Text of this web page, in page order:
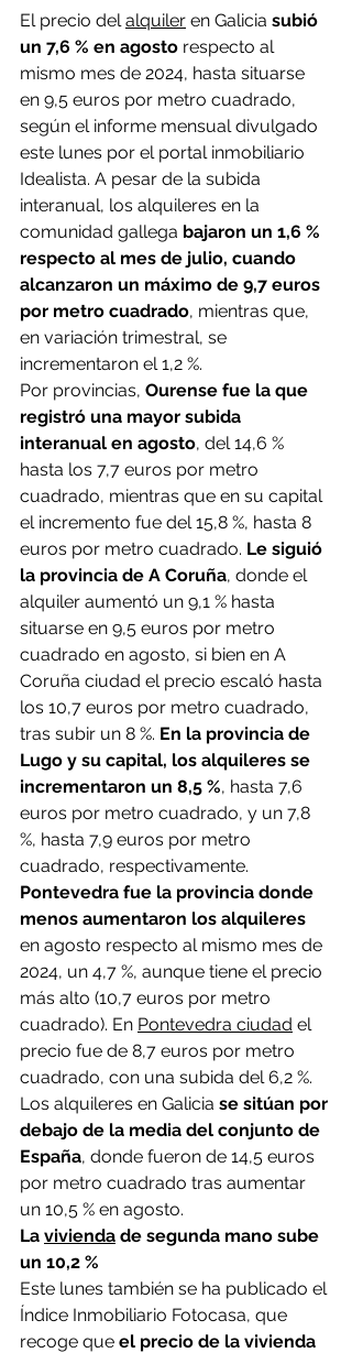
El precio del alquiler en Galicia subió
un 7,6 % en agosto respecto al
mismo mes de 2024, hasta situarse
en 9,5 euros por metro cuadrado,
según el informe mensual divulgado
este lunes por el portal inmobiliario
Idealista. A pesar de la subida
interanual, los alquileres en la
comunidad gallega bajaron un 1,6 %
respecto al mes de julio, cuando
alcanzaron un máximo de 9,7 euros
por metro cuadrado, mientras que,
en variación trimestral, se
incrementaron el 1,2 %.
Por provincias, Ourense fue la que
registró una mayor subida
interanual en agosto, del 14,6 %
hasta los 7,7 euros por metro
cuadrado, mientras que en su capital
el incremento fue del 15,8 %, hasta 8
euros por metro cuadrado. Le siguió
la provincia de A Coruña, donde el
alquiler aumentó un 9,1 % hasta
situarse en 9,5 euros por metro
cuadrado en agosto, si bien en A
Coruña ciudad el precio escaló hasta
los 10,7 euros por metro cuadrado,
tras subir un 8 %. En la provincia de
Lugo y su capital, los alquileres se
incrementaron un 8,5 %, hasta 7,6
euros por metro cuadrado, y un 7,8
%, hasta 7,9 euros por metro
cuadrado, respectivamente.
Pontevedra fue la provincia donde
menos aumentaron los alquileres
en agosto respecto al mismo mes de
2024, un 4,7 %, aunque tiene el precio
más alto (10,7 euros por metro
cuadrado). En Pontevedra ciudad el
precio fue de 8,7 euros por metro
cuadrado, con una subida del 6,2 %.
Los alquileres en Galicia se sitúan por
debajo de la media del conjunto de
España, donde fueron de 14,5 euros
por metro cuadrado tras aumentar
un 10,5 % en agosto.
La vivienda de segunda mano sube
un 10,2 %
Este lunes también se ha publicado el
Índice Inmobiliario Fotocasa, que
recoge que el precio de la vivienda